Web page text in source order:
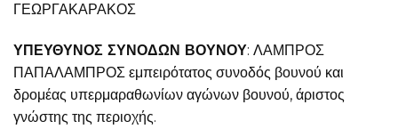
ΓΕΩΡΓΑΚΑΡΑΚΟΣ
ΥΠΕΥΘΥΝΟΣ ΣΥΝΟΔΩΝ ΒΟΥΝΟΥ: ΛΑΜΠΡΟΣ
ΠΑΠΑΛΑΜΠΡΟΣ εμπειρότατος συνοδός βουνού και
δρομέας υπερμαραθωνίων αγώνων βουνού, άριστος
γνώστης της περιοχής.